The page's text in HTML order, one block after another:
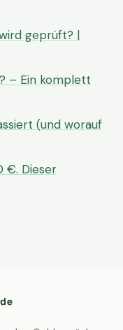
geprüft? |
– Ein komplett
(und worauf
€. Dieser